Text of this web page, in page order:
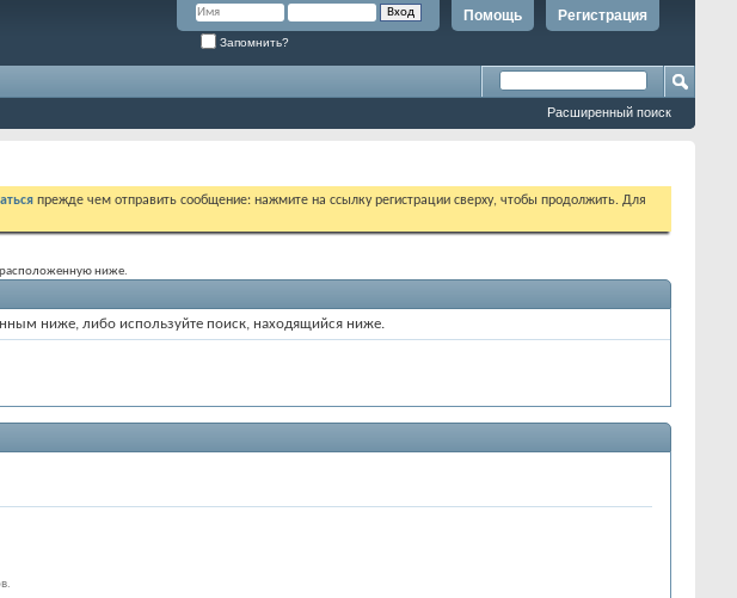
Регистрация
Помощь
Запомнить?
Расширенный поиск
прежде чем отправить сообщение: нажмите на ссылку регистрации сверху, чтобы продолжить. Для
расположенную ниже.
ниже, либо используйте поиск, находящийся ниже.